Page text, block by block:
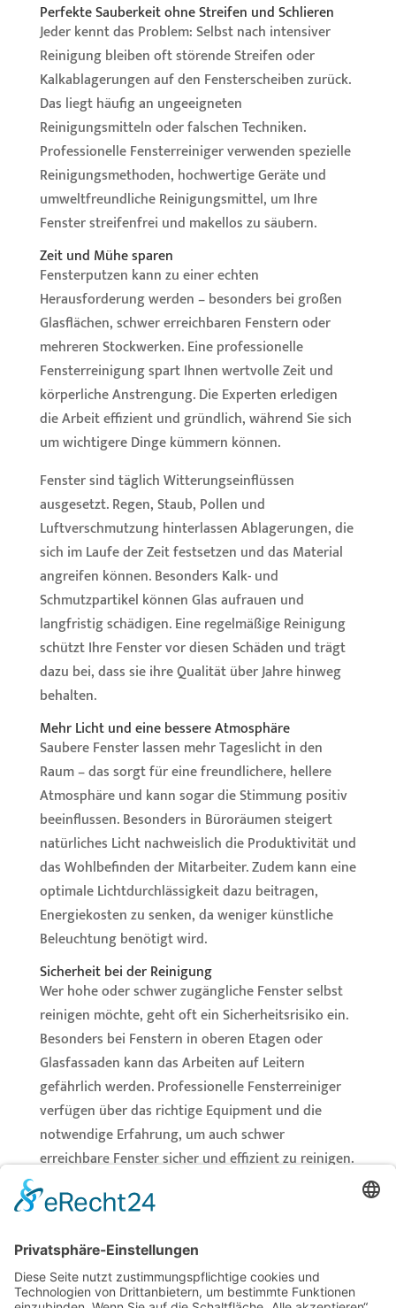
Perfekte Sauberkeit ohne Streifen und Schlieren
Jeder kennt das Problem: Selbst nach intensiver
Reinigung bleiben oft störende Streifen oder
Kalkablagerungen auf den Fensterscheiben zurück.
Das liegt häufig an ungeeigneten
Reinigungsmitteln oder falschen Techniken.
Professionelle Fensterreiniger verwenden spezielle
Reinigungsmethoden, hochwertige Geräte und
umweltfreundliche Reinigungsmittel, um Ihre
Fenster streifenfrei und makellos zu säubern.
Zeit und Mühe sparen
Fensterputzen kann zu einer echten
Herausforderung werden – besonders bei großen
Glasflächen, schwer erreichbaren Fenstern oder
mehreren Stockwerken. Eine professionelle
Fensterreinigung spart Ihnen wertvolle Zeit und
körperliche Anstrengung. Die Experten erledigen
die Arbeit effizient und gründlich, während Sie sich
um wichtigere Dinge kümmern können.
Fenster sind täglich Witterungseinflüssen
ausgesetzt. Regen, Staub, Pollen und
Luftverschmutzung hinterlassen Ablagerungen, die
sich im Laufe der Zeit festsetzen und das Material
angreifen können. Besonders Kalk- und
Schmutzpartikel können Glas aufrauen und
langfristig schädigen. Eine regelmäßige Reinigung
schützt Ihre Fenster vor diesen Schäden und trägt
dazu bei, dass sie ihre Qualität über Jahre hinweg
behalten.
Mehr Licht und eine bessere Atmosphäre
Saubere Fenster lassen mehr Tageslicht in den
Raum – das sorgt für eine freundlichere, hellere
Atmosphäre und kann sogar die Stimmung positiv
beeinflussen. Besonders in Büroräumen steigert
natürliches Licht nachweislich die Produktivität und
das Wohlbefinden der Mitarbeiter. Zudem kann eine
optimale Lichtdurchlässigkeit dazu beitragen,
Energiekosten zu senken, da weniger künstliche
Beleuchtung benötigt wird.
Sicherheit bei der Reinigung
Wer hohe oder schwer zugängliche Fenster selbst
reinigen möchte, geht oft ein Sicherheitsrisiko ein.
Besonders bei Fenstern in oberen Etagen oder
Glasfassaden kann das Arbeiten auf Leitern
gefährlich werden. Professionelle Fensterreiniger
verfügen über das richtige Equipment und die
notwendige Erfahrung, um auch schwer
erreichbare Fenster sicher und effizient zu reinigen.
Fazit
sorgt nicht nur für einen makellosen Durchblick,
sondern trägt auch zur Werterhaltung Ihrer
Immobilie bei. Sie spart Zeit, schützt das